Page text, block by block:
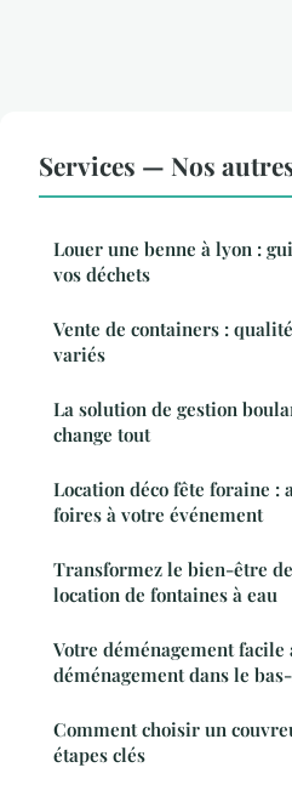
Services — Nos
Louer une benne à lyon :
vos déchets
Vente de containers :
variés
La solution de gestion
change tout
Location déco fête foraine :
foires à votre événement
Transformez le bien-être
location de fontaines à eau
Votre déménagement facile
déménagement dans le
Comment choisir un
étapes clés